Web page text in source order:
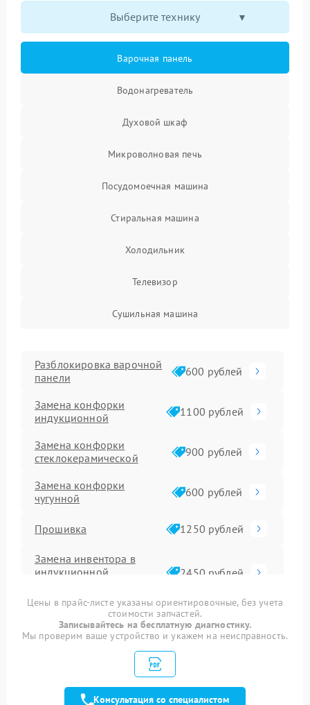
Выберите технику
Варочная панель
Водонагреватель
Духовой шкаф
Микроволновая печь
Посудомоечная машина
Стиральная машина
Холодильник
Телевизор
Сушильная машина
Разблокировка варочной
панели
600 рублей
Замена конфорки
индукционной
1100 рублей
Замена конфорки
стеклокерамической
900 рублей
Замена конфорки
чугунной
600 рублей
Прошивка 1250 рублей
Замена инвентора в
индукционной
2450 рублей
Ремонт сенсора 1600 рублей
Замена панели
Ремонт модуля
управления
Цены в прайс-листе указаны ориентировочные, без учета
стоимости запчастей.
Записывайтесь на бесплатную диагностику.
Мы проверим ваше устройство и укажем на неисправность.
Консультация со специалистом